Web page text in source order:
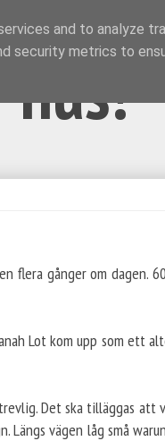
hus!
flera gånger om dagen.
Lot kom upp som ett
Det ska tilläggas att
Längs vägen låg små
and to analyze
security metrics to